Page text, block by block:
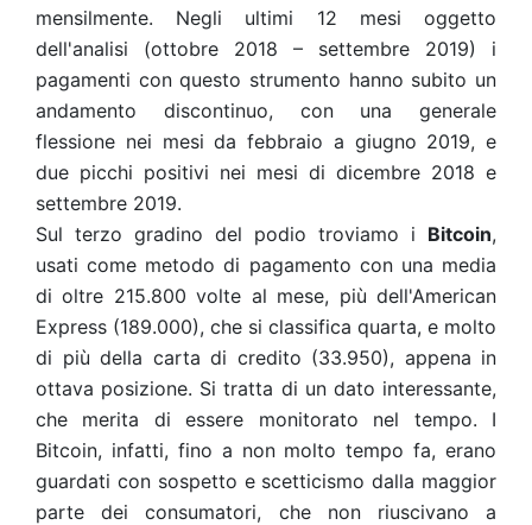
mensilmente. Negli ultimi 12 mesi oggetto
dell'analisi (ottobre 2018 – settembre 2019) i
pagamenti con questo strumento hanno subito un
andamento discontinuo, con una generale
flessione nei mesi da febbraio a giugno 2019, e
due picchi positivi nei mesi di dicembre 2018 e
settembre 2019.
Sul terzo gradino del podio troviamo i Bitcoin,
usati come metodo di pagamento con una media
di oltre 215.800 volte al mese, più dell'American
Express (189.000), che si classifica quarta, e molto
di più della carta di credito (33.950), appena in
ottava posizione. Si tratta di un dato interessante,
che merita di essere monitorato nel tempo. I
Bitcoin, infatti, fino a non molto tempo fa, erano
guardati con sospetto e scetticismo dalla maggior
parte dei consumatori, che non riuscivano a